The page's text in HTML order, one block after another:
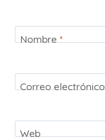
Nombre *
Correo electrónico
Web